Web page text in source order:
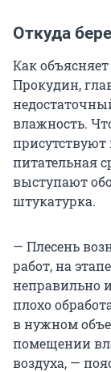
Откуда
Как
Прокудин,
влажность.
присутствуют
питательная
выступают
штукатурка.
— Плесень
работ, на
неправильно
плохо
в нужном
помещении
воздуха, —